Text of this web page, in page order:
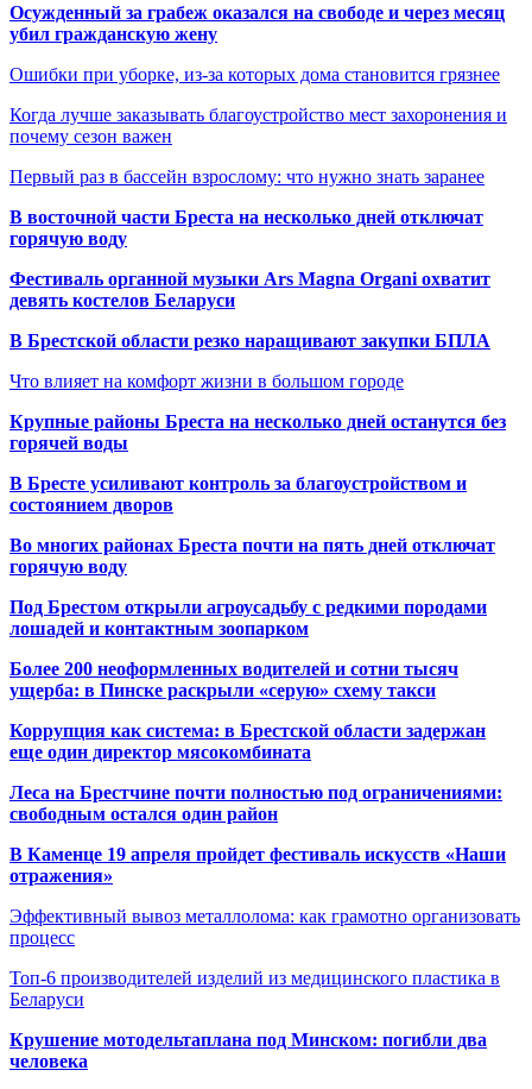
Осужденный за грабеж оказался на свободе и через месяц
убил гражданскую жену
Ошибки при уборке, из-за которых дома становится грязнее
Когда лучше заказывать благоустройство мест захоронения и
почему сезон важен
Первый раз в бассейн взрослому: что нужно знать заранее
В восточной части Бреста на несколько дней отключат
горячую воду
Фестиваль органной музыки Ars Magna Organi охватит
девять костелов Беларуси
В Брестской области резко наращивают закупки БПЛА
Что влияет на комфорт жизни в большом городе
Крупные районы Бреста на несколько дней останутся без
горячей воды
В Бресте усиливают контроль за благоустройством и
состоянием дворов
Во многих районах Бреста почти на пять дней отключат
горячую воду
Под Брестом открыли агроусадьбу с редкими породами
лошадей и контактным зоопарком
Более 200 неоформленных водителей и сотни тысяч
ущерба: в Пинске раскрыли «серую» схему такси
Коррупция как система: в Брестской области задержан
еще один директор мясокомбината
Леса на Брестчине почти полностью под ограничениями:
свободным остался один район
В Каменце 19 апреля пройдет фестиваль искусств «Наши
отражения»
Эффективный вывоз металлолома: как грамотно организовать
процесс
Топ-6 производителей изделий из медицинского пластика в
Беларуси
Крушение мотодельтаплана под Минском: погибли два
человека